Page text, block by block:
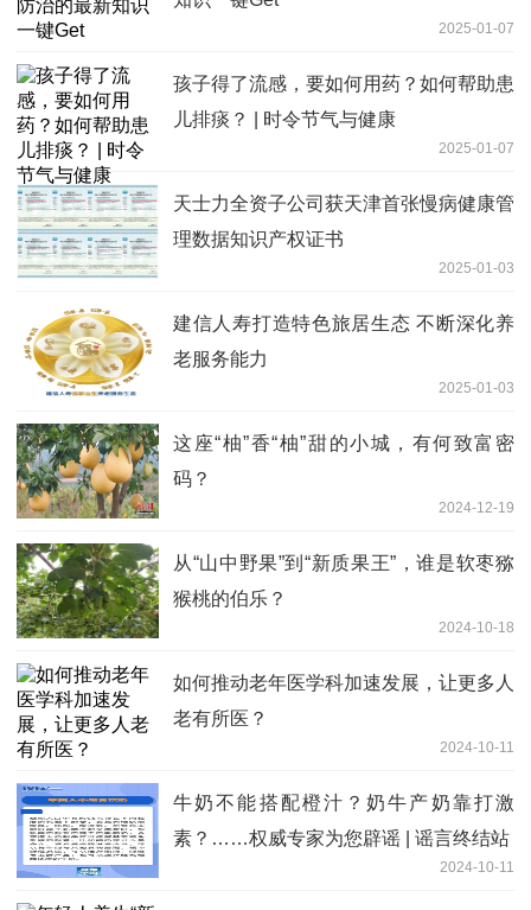
2025-01-07
孩子得了流感，要如何用药？如何帮助患
儿排痰？ | 时令节气与健康
2025-01-07
天士力全资子公司获天津首张慢病健康管
理数据知识产权证书
2025-01-03
建信人寿打造特色旅居生态 不断深化养
老服务能力
2025-01-03
这座“柚”香“柚”甜的小城，有何致富密
码？
2024-12-19
从“山中野果”到“新质果王”，谁是软枣猕
猴桃的伯乐？
2024-10-18
如何推动老年医学科加速发展，让更多人
老有所医？
2024-10-11
牛奶不能搭配橙汁？奶牛产奶靠打激
素？……权威专家为您辟谣 | 谣言终结站
2024-10-11